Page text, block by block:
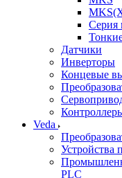
Серия
Датчики
Инверторы
Концевые
Veda
Устройства
PLC